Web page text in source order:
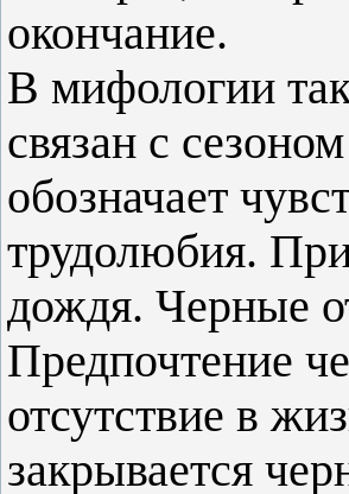
окончание.
В мифологии
связан с
обозначает
трудолюбия.
дождя. Черные
Предпочтение
отсутствие в
закрывается